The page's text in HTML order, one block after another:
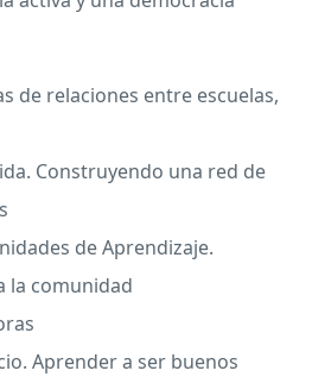
de relaciones entre escuelas,
Construyendo una red de
de Aprendizaje.
la comunidad
Aprender a ser buenos